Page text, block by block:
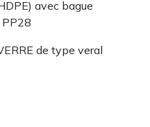
avec bague
de type veral